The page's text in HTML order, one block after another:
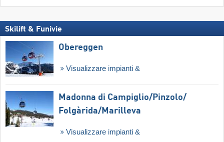
Skilift & Funivie
Obereggen
Visualizzare impianti &
Madonna di Campiglio/​Pinzolo/​
Folgàrida/​Marilleva
Visualizzare impianti &